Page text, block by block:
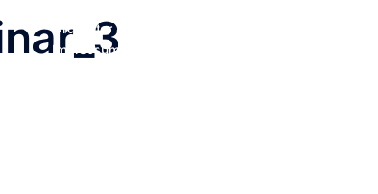
Orchester & Verein
Impressum